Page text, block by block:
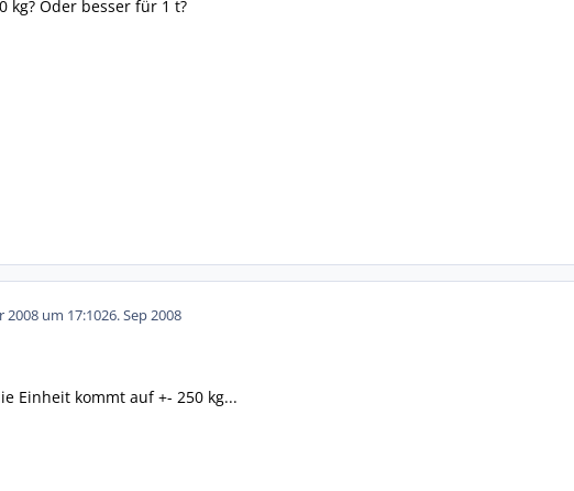
kg? Oder besser für 1 t?
2008 um 17:1026. Sep 2008
Einheit kommt auf +- 250 kg...